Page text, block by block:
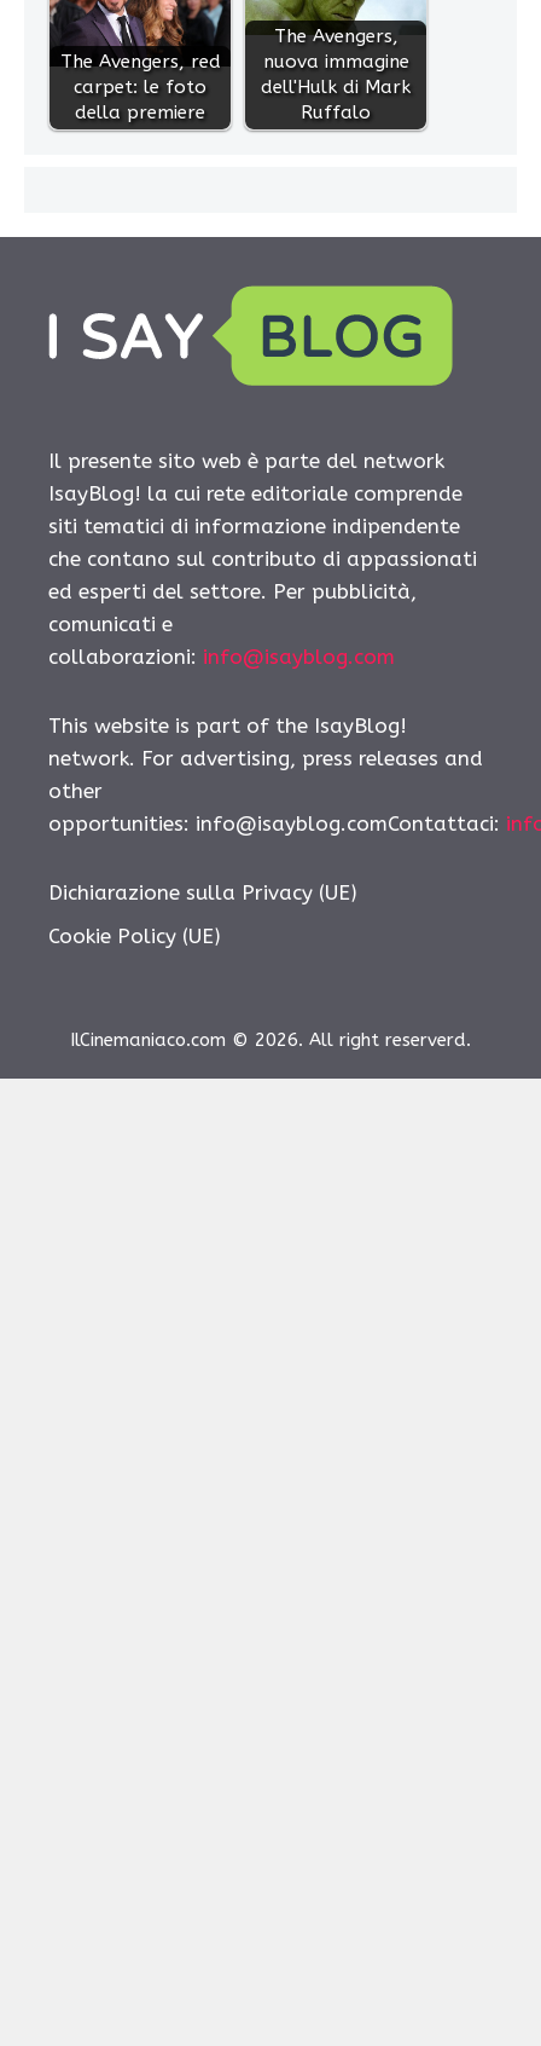
The Avengers, red
carpet: le foto
della premiere
The Avengers,
nuova immagine
dell'Hulk di Mark
Ruffalo
Il presente sito web è parte del network
IsayBlog! la cui rete editoriale comprende
siti tematici di informazione indipendente
che contano sul contributo di appassionati
ed esperti del settore. Per pubblicità,
comunicati e
collaborazioni: info@isayblog.com
This website is part of the IsayBlog!
network. For advertising, press releases and
other
opportunities: info@isayblog.comContattaci:
Dichiarazione sulla Privacy (UE)
Cookie Policy (UE)
IlCinemaniaco.com © 2026. All right reserverd.